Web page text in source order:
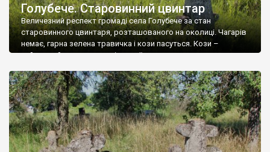
Голубече. Старовинний цвинтар
Величезний респект громаді села Голубече за стан
старовинного цвинтаря, розташованого на околиці. Чагарів
немає, гарна зелена травичка і кози пасуться. Кози –
найкращий регулятор шкідливої, для старих кладовищ,
бруньками, кози ті бруньки обгризають, бо то улюблений
делікатес. На цвинтарі у Голубечому ціла колекція
різноманітних форм хрестів. Село відносно невелике, […]